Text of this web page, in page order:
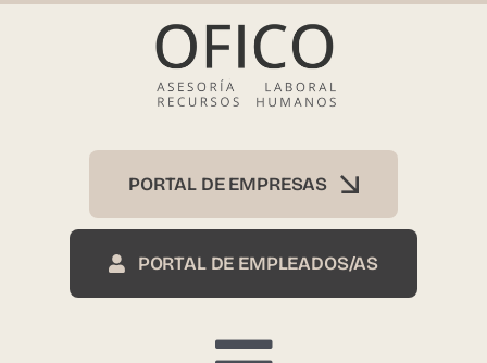
PORTAL DE EMPRESAS
PORTAL DE EMPLEADOS/AS